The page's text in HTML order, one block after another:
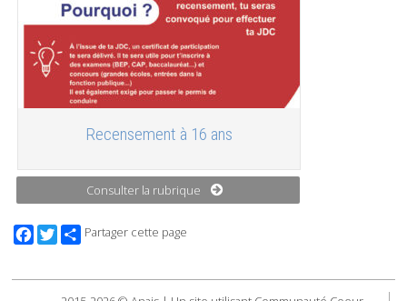
Recensement à 16 ans
Consulter la rubrique
Facebook
TwitterPartager cette page